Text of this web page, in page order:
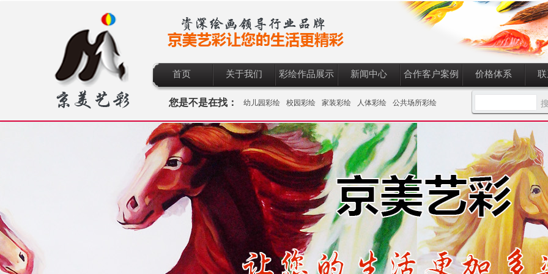
首页 关于我们 彩绘作品展示 新闻中心 合作客户案例 价格体系
您是不是在找： 幼儿园彩绘 校园彩绘 家装彩绘 人体彩绘 公共场所彩绘